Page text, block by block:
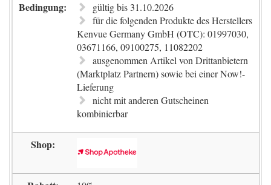
gültig bis 31.10.2026
für die folgenden Produkte des Herstellers
Kenvue Germany GmbH (OTC): 01997030,
03671166, 09100275, 11082202
ausgenommen Artikel von Drittanbietern
(Marktplatz Partnern) sowie bei einer Now!-
Lieferung
nicht mit anderen Gutscheinen
kombinierbar